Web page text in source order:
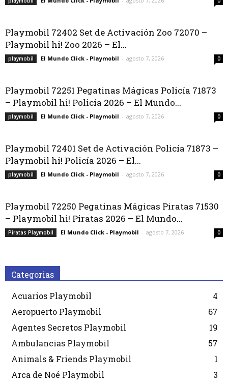
Playmobil 72402 Set de Activación Zoo 72070 –
Playmobil hi! Zoo 2026 – El...
playmobil El Mundo Click - Playmobil - agosto 7, 2026 0
Playmobil 72251 Pegatinas Mágicas Policía 71873
– Playmobil hi! Policía 2026 – El Mundo...
playmobil El Mundo Click - Playmobil - agosto 7, 2026 0
Playmobil 72401 Set de Activación Policía 71873 –
Playmobil hi! Policía 2026 – El...
playmobil El Mundo Click - Playmobil - agosto 7, 2026 0
Playmobil 72250 Pegatinas Mágicas Piratas 71530
– Playmobil hi! Piratas 2026 – El Mundo...
Piratas Playmobil El Mundo Click - Playmobil - agosto 7, 2026 0
Categorias
Acuarios Playmobil
4
Aeropuerto Playmobil
67
Agentes Secretos Playmobil
19
Ambulancias Playmobil
57
Animals & Friends Playmobil
1
Arca de Noé Playmobil
3